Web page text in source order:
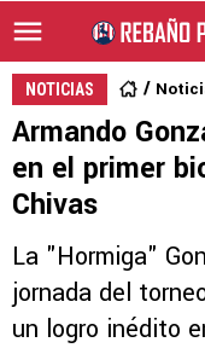
NOTICIAS
Armando
en el primer
Chivas
La "Hormiga"
jornada del
un logro inédito